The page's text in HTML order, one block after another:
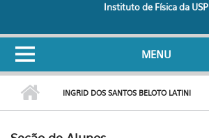
Instituto de Física da USP
MENU
INGRID DOS SANTOS BELOTO LATINI